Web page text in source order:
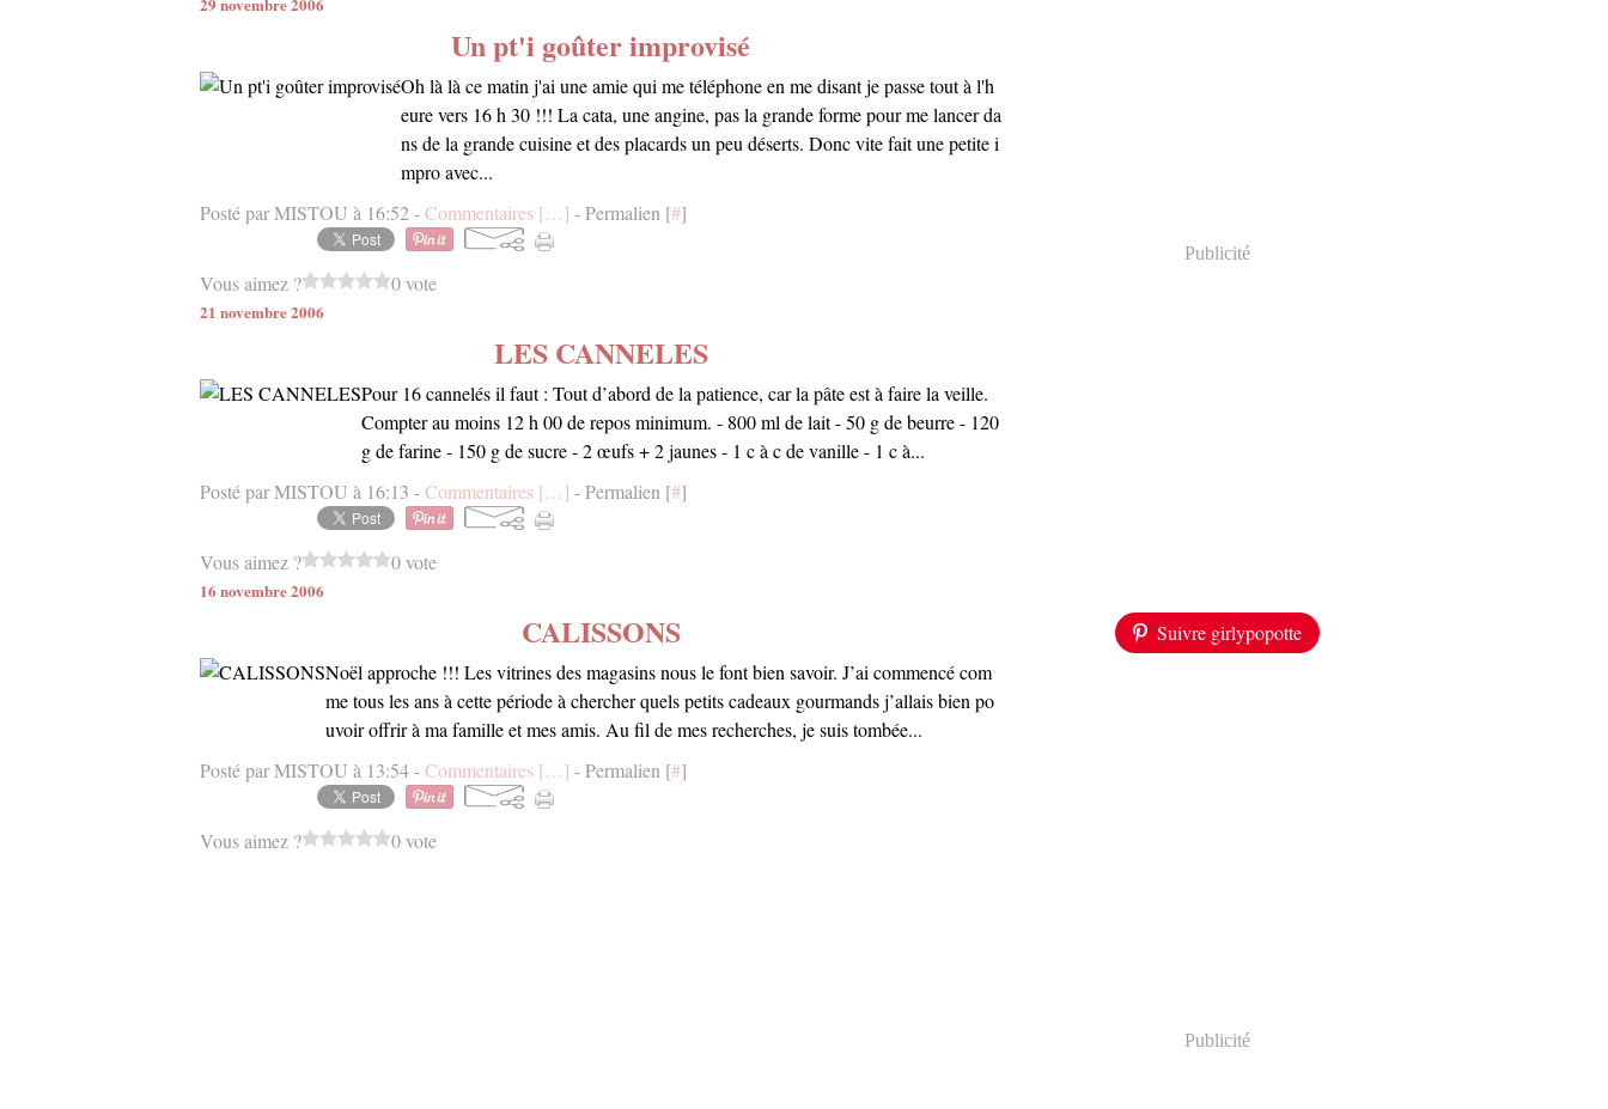
Un pt'i goûter improvisé
Oh là là ce matin j'ai une amie qui me téléphone en me disant je passe tout à l'h
eure vers 16 h 30 !!! La cata, une angine, pas la grande forme pour me lancer da
ns de la grande cuisine et des placards un peu déserts. Donc vite fait une petite i
mpro avec...
Posté par MISTOU à 16:52 -Commentaires […] - Permalien [#]
Vous aimez ? 0 vote
21 novembre 2006
LES CANNELES
Pour 16 cannelés il faut : Tout d’abord de la patience, car la pâte est à faire la veille.
Compter au moins 12 h 00 de repos minimum. - 800 ml de lait - 50 g de beurre - 120
g de farine - 150 g de sucre - 2 œufs + 2 jaunes - 1 c à c de vanille - 1 c à...
Posté par MISTOU à 16:13 -Commentaires […] - Permalien [#]
Vous aimez ? 0 vote
16 novembre 2006
CALISSONS
Noël approche !!! Les vitrines des magasins nous le font bien savoir. J’ai commencé com
me tous les ans à cette période à chercher quels petits cadeaux gourmands j’allais bien po
uvoir offrir à ma famille et mes amis. Au fil de mes recherches, je suis tombée...
Posté par MISTOU à 13:54 -Commentaires […] - Permalien [#]
Vous aimez ? 0 vote
Publicité
Suivre girlypopotte
Publicité